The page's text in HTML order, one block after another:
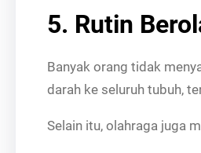
5. Rutin
Banyak orang tidak
darah ke seluruh tubuh,
Selain itu, olahraga juga